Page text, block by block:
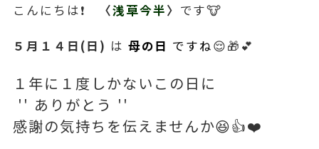
こんにちは❗ 〈浅草今半〉 です🐮
５月１４日(日) は 母の日 ですね😌🎁💕
１年に１度しかないこの日に
'' ありがとう ''
感謝の気持ちを伝えませんか😆👍️❤️